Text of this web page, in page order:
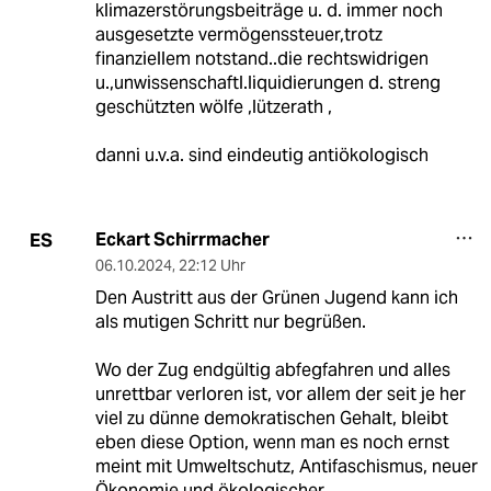
klimazerstörungsbeiträge u. d. immer noch
ausgesetzte vermögenssteuer,trotz
finanziellem notstand..die rechtswidrigen
u.,unwissenschaftl.liquidierungen d. streng
geschützten wölfe ,lützerath ,
danni u.v.a. sind eindeutig antiökologisch
ES Eckart Schirrmacher
06.10.2024, 22:12 Uhr
Den Austritt aus der Grünen Jugend kann ich
als mutigen Schritt nur begrüßen.
Wo der Zug endgültig abfegfahren und alles
unrettbar verloren ist, vor allem der seit je her
viel zu dünne demokratischen Gehalt, bleibt
eben diese Option, wenn man es noch ernst
meint mit Umweltschutz, Antifaschismus, neuer